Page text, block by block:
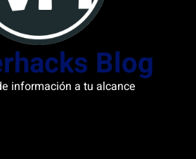
Blog
información a tu alcance